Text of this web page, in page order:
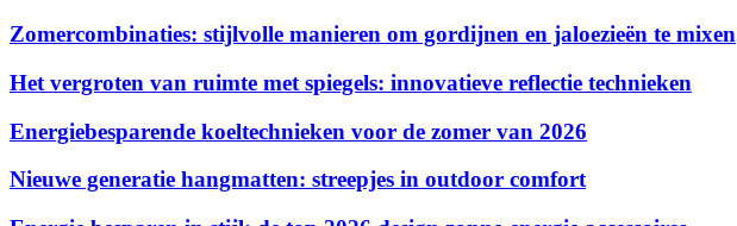
Zomercombinaties: stijlvolle manieren om gordijnen en jaloezieën te mixen
Het vergroten van ruimte met spiegels: innovatieve reflectie technieken
Energiebesparende koeltechnieken voor de zomer van 2026
Nieuwe generatie hangmatten: streepjes in outdoor comfort